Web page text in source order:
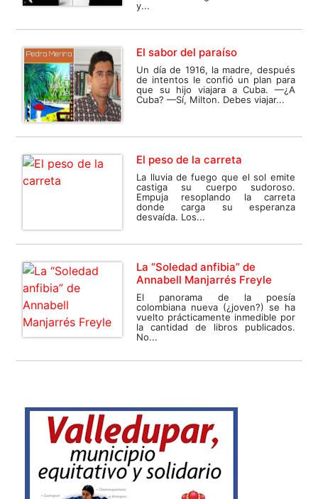
y...
El sabor del paraíso
Un día de 1916, la madre, después
de intentos le confió un plan para
que su hijo viajara a Cuba. —¿A
Cuba? —Sí, Milton. Debes viajar...
El peso de la carreta
La lluvia de fuego que el sol emite
castiga su cuerpo sudoroso.
Empuja resoplando la carreta
donde carga su esperanza
desvaída. Los...
La “Soledad anfibia” de
Annabell Manjarrés Freyle
El panorama de la poesía
colombiana nueva (¿joven?) se ha
vuelto prácticamente inmedible por
la cantidad de libros publicados.
No...